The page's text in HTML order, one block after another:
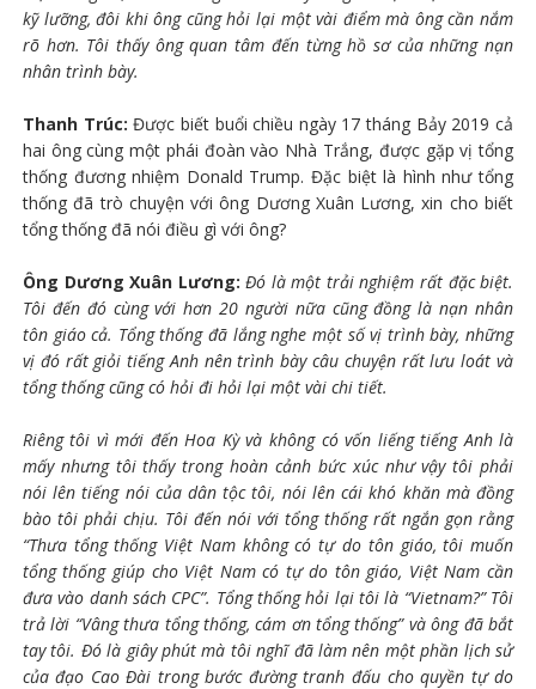
kỹ lưỡng, đôi khi ông cũng hỏi lại một vài điểm mà ông cần nắm
rõ hơn. Tôi thấy ông quan tâm đến từng hồ sơ của những nạn
nhân trình bày.
Thanh Trúc: Được biết buổi chiều ngày 17 tháng Bảy 2019 cả
hai ông cùng một phái đoàn vào Nhà Trắng, được gặp vị tổng
thống đương nhiệm Donald Trump. Đặc biệt là hình như tổng
thống đã trò chuyện với ông Dương Xuân Lương, xin cho biết
tổng thống đã nói điều gì với ông?
Ông Dương Xuân Lương: Đó là một trải nghiệm rất đặc biệt.
Tôi đến đó cùng với hơn 20 người nữa cũng đồng là nạn nhân
tôn giáo cả. Tổng thống đã lắng nghe một số vị trình bày, những
vị đó rất giỏi tiếng Anh nên trình bày câu chuyện rất lưu loát và
tổng thống cũng có hỏi đi hỏi lại một vài chi tiết.
Riêng tôi vì mới đến Hoa Kỳ và không có vốn liếng tiếng Anh là
mấy nhưng tôi thấy trong hoàn cảnh bức xúc như vậy tôi phải
nói lên tiếng nói của dân tộc tôi, nói lên cái khó khăn mà đồng
bào tôi phải chịu. Tôi đến nói với tổng thống rất ngắn gọn rằng
“Thưa tổng thống Việt Nam không có tự do tôn giáo, tôi muốn
tổng thống giúp cho Việt Nam có tự do tôn giáo, Việt Nam cần
đưa vào danh sách CPC”. Tổng thống hỏi lại tôi là “Vietnam?” Tôi
trả lời “Vâng thưa tổng thống, cám ơn tổng thống” và ông đã bắt
tay tôi. Đó là giây phút mà tôi nghĩ đã làm nên một phần lịch sử
của đạo Cao Đài trong bước đường tranh đấu cho quyền tự do